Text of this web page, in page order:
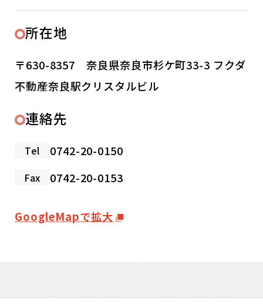
所在地
〒630-8357 奈良県奈良市杉ケ町33-3 フクダ
不動産奈良駅クリスタルビル
連絡先
Tel 0742-20-0150
Fax 0742-20-0153
GoogleMapで拡大